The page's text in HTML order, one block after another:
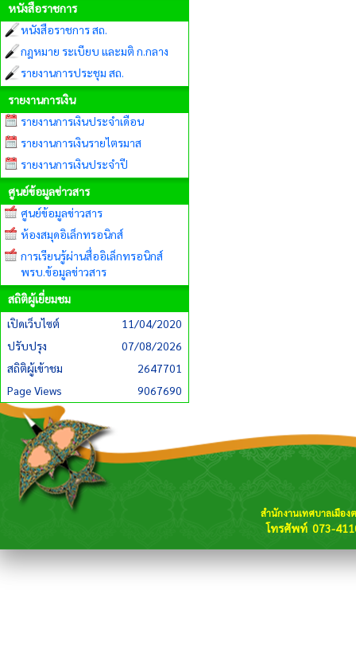
หนังสือราชการ
หนังสือราชการ สถ.
กฎหมาย ระเบียบ และมติ ก.กลาง
รายงานการประชุม สถ.
รายงานการเงิน
รายงานการเงินประจำเดือน
รายงานการเงินรายไตรมาส
รายงานการเงินประจำปี
ศูนย์ข้อมูลข่าวสาร
ศูนย์ข้อมูลข่าวสาร
ห้องสมุดอิเล็กทรอนิกส์
การเรียนรู้ผ่านสื่ออิเล็กทรอนิกส์
พรบ.ข้อมูลข่าวสาร
สถิติผู้เยี่ยมชม
เปิดเว็บไซต์
11/04/2020
ปรับปรุง
07/08/2026
สถิติผู้เข้าชม
2647701
Page Views
9067690
สำนักงานเทศบาลเมือ
โทรศัพท์ 073-